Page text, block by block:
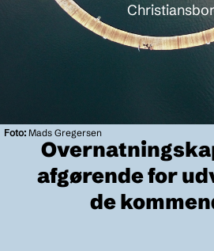
Foto: Mads Gregersen
afgørende for
de